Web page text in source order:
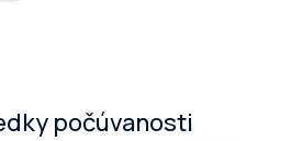
počúvanosti